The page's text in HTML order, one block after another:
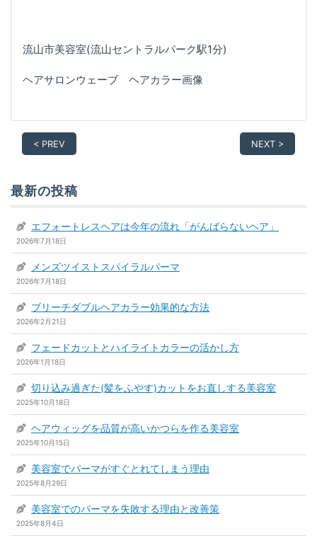
流山市美容室(流山セントラルパーク駅1分)
ヘアサロンウェーブ ヘアカラー画像
< PREV NEXT >
最新の投稿
エフォートレスヘアは今年の流れ「がんばらないヘア」
2026年7月18日
メンズツイストスパイラルパーマ
2026年7月18日
ブリーチダブルヘアカラー効果的な方法
2026年2月21日
フェードカットとハイライトカラーの活かし方
2026年1月18日
切り込み過ぎた(髪をふやす)カットをお直しする美容室
2025年10月18日
ヘアウィッグを品質が高いかつらを作る美容室
2025年10月15日
美容室でパーマがすぐとれてしまう理由
2025年8月29日
美容室でのパーマを失敗する理由と改善策
2025年8月4日